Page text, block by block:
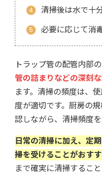
清掃後は水で十
必要に応じて消
トラップ管の配管内部
管の詰まりなどの深刻
ます。清掃の頻度は、
度が適切です。厨房の
認しながら、清掃頻度を
日常の清掃に加え、定
掃を受けることがおす
まで確実に清掃するこ